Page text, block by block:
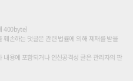
400byte)
손하는 댓글은 관련 법률에 의해 제재를 받을
용에 포함되거나 인신공격성 글은 관리자의 판